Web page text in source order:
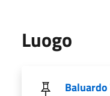
Luogo
Baluardo